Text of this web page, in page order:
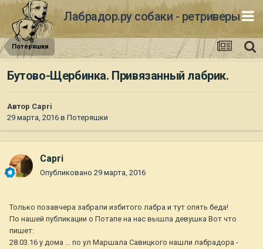
Лабрадор.ру собаки - ретриверы
Потеряшки
Бутово-Щербинка. Привязанный лабрик.
Автор Capri
29 марта, 2016 в Потеряшки
Capri
Опубликовано 29 марта, 2016
Только позавчера забрали избитого лабра и тут опять беда!
По нашей публикации о Потапе на нас вышла девушка Вот что
пишет:
28.03.16 у дома ... по ул Маршала Савицкого нашли лабрадора -